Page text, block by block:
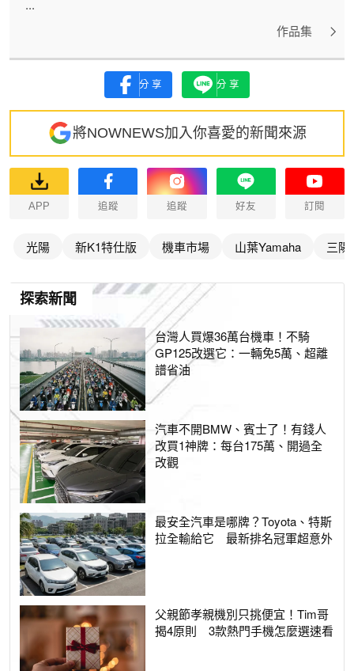
...
作品集
分享 分享
將NOWNEWS加入你喜愛的新聞來源
APP 追蹤 追蹤 好友 訂閱
光陽 新K1特仕版 機車市場 山葉Yamaha 三陽
探索新聞
台灣人買爆36萬台機車！不騎
GP125改選它：一輛免5萬、超離
譜省油
汽車不開BMW、賓士了！有錢人
改買1神牌：每台175萬、開過全
改觀
最安全汽車是哪牌？Toyota、特斯
拉全輸給它 最新排名冠軍超意外
父親節孝親機別只挑便宜！Tim哥
揭4原則 3款熱門手機怎麼選速看